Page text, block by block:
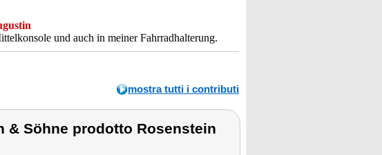
und auch in meiner Fahrradhalterung.
mostra tutti i contributi
& Söhne prodotto Rosenstein